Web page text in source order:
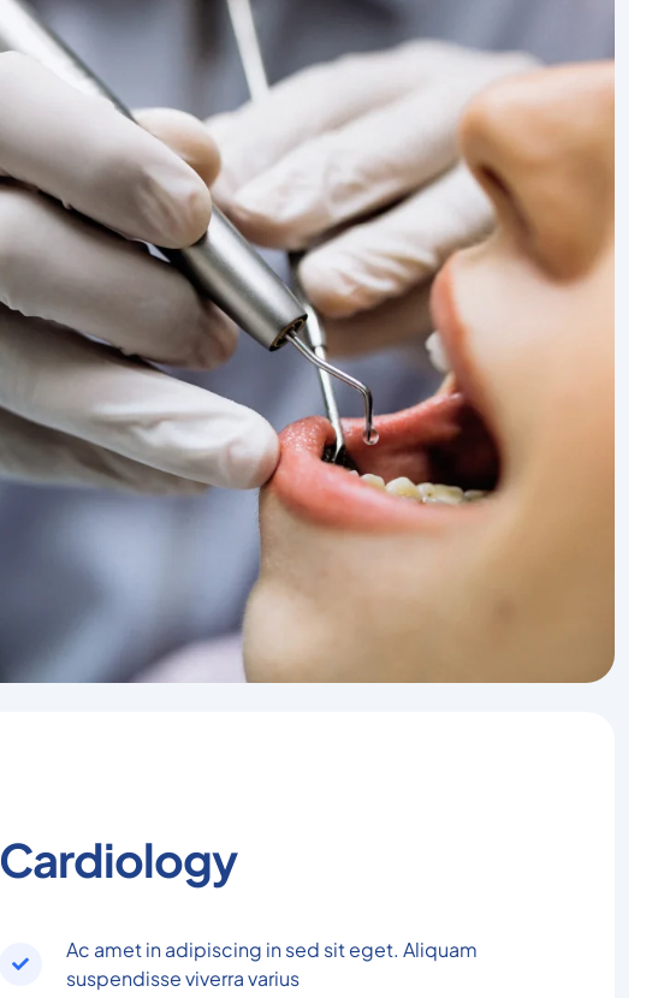
Cardiology
Ac amet in adipiscing in sed sit eget. Aliquam
suspendisse viverra varius